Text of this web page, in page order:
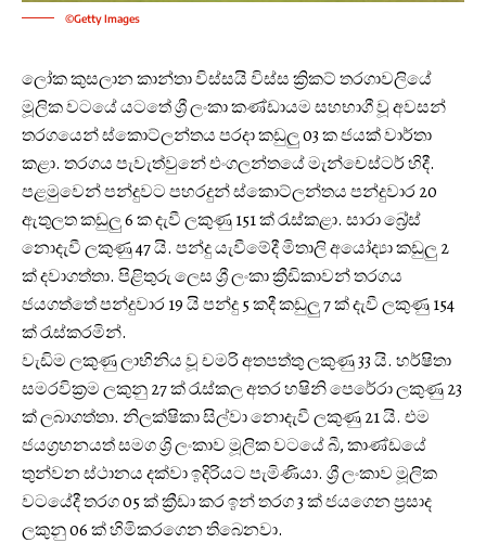
©Getty Images
ලෝක කුසලාන කාන්තා විස්සයි විස්ස ක්‍රිකට් තරගාවලියේ
මූලික වටයේ යටතේ ශ්‍රී ලංකා කණ්ඩායම සහභාගී වූ අවසන්
තරගයෙන් ස්කොට්ලන්තය පරදා කඩුලු 03 ක ජයක් වාර්තා
කළා. තරගය පැවැත්වුනේ එංගලන්තයේ මැන්චෙස්ටර් හිදී.
පළමුවෙන් පන්දුවට පහරදුන් ස්කොට්ලන්තය පන්දුවාර 20
ඇතුලත කඩුලු 6 ක දැවී ලකුණු 151 ක් රැස්කළා. සාරා බ්‍රේස්
නොදැවී ලකුණු 47 යි. පන්දු යැවීමේදී මිතාලි ‍අයෝද්‍යා කඩුලු 2
ක් දවාගත්තා. පිළිතුරු ලෙස ශ්‍රී ලංකා ක්‍රීඩිකාවන් තරගය
ජයගත්තේ පන්දුවාර 19 යි පන්දු 5 කදී කඩුලු 7 ක් දැවී ලකුණු 154
ක් රැස්කරමින්.
වැඩිම ලකුණු ලාභිනිය වූ චමරි අතපත්තු ලකුණු 33 යි. හර්ෂිතා
සමරවික්‍රම ලකුනු 27 ක් රැස්කල අතර හෂිනි පෙරේරා ලකුණු 23
ක් ලබාගත්තා. නිලක්ෂිකා සිල්වා නොදැවී ලකුණු 21 යි. එම
ජයග්‍රහනයත් සමග ශ්‍රි ලංකාව මූලික වටයේ බී, කාණ්ඩයේ
තුන්වන ස්ථානය දක්වා ඉදිරියට පැමිණියා. ශ්‍රී ලංකාව මූලික
වටයේදී තරග 05 ක් ක්‍රීඩා කර ඉන් තරග 3 ක් ජයගෙන ප්‍රසාද
ලකුනු 06 ක් හිමිකරගෙන තිබෙනවා.